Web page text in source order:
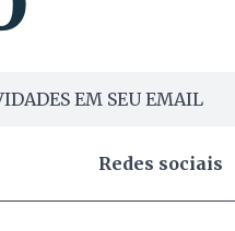
EM SEU EMAIL
Redes sociais